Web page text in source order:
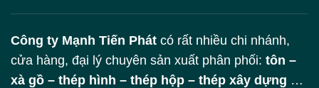
Công ty Mạnh Tiến Phát có rất nhiều chi nhánh,
cửa hàng, đại lý chuyên sản xuất phân phối: tôn –
xà gồ – thép hình – thép hộp – thép xây dựng …